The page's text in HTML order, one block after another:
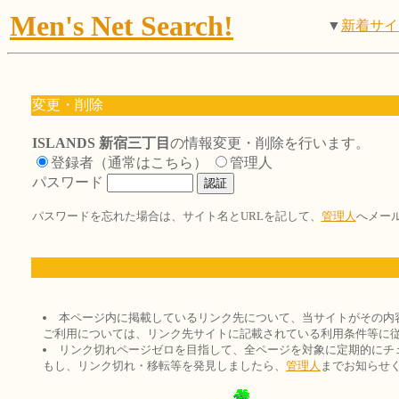
Men's Net Search! ▼ 新着サ
変更・削除
ISLANDS 新宿三丁目 の情報変更・削除を行います。
登録者（通常はこちら）
管理人
パスワード
パスワードを忘れた場合は、サイト名とURLを記して、 管理人へメー
本ページ内に掲載しているリンク先について、当サイトがその
ご利用については、リンク先サイトに記載されている利用条件等に
リンク切れページゼロを目指して、全ページを対象に定期的に
もし、リンク切れ・移転等を発見しましたら、 管理人 までお知らせ